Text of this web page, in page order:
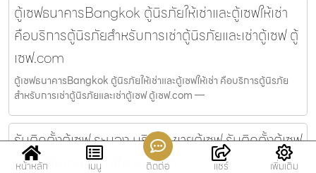
ตู้เซฟธนาคารBangkok ตู้นิรภัยให้เช่าและตู้เซฟให้เช่า
คือบริการตู้นิรภัยสำหรับการเช่าตู้นิรภัยและเช่าตู้เซฟ ตู้
เซฟ.com
ตู้เซฟธนาคารBangkok ตู้นิรภัยให้เช่าและตู้เซฟให้เช่า คือบริการตู้นิรภัย
สำหรับการเช่าตู้นิรภัยและเช่าตู้เซฟ ตู้เซฟ.com —
รับติดตั้งตู้เซฟ ระนอง บริการ ขายตู้เซฟ รับติดตั้งตู้เซฟ
พร้อมทีมงานมืออาชีพ ราคาถูก
หน้าหลัก เมนู ติดต่อ แชร์ เพิ่มเติม